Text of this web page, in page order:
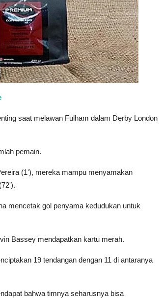
saat melawan Fulham dalam Derby London
pemain.
(1'), mereka mampu menyamakan
mencetak gol penyama kedudukan untuk
Bassey mendapatkan kartu merah.
19 tendangan dengan 11 di antaranya
bahwa timnya seharusnya bisa